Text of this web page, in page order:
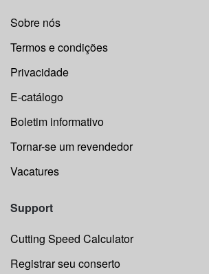
Sobre nós
Termos e condições
Privacidade
E-catálogo
Boletim informativo
Tornar-se um revendedor
Vacatures
Support
Cutting Speed Calculator
Registrar seu conserto